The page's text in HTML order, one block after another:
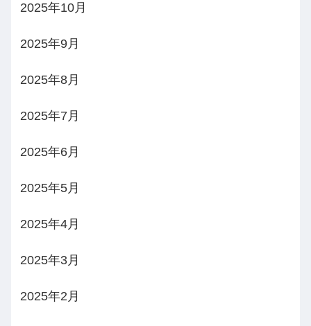
2025年10月
2025年9月
2025年8月
2025年7月
2025年6月
2025年5月
2025年4月
2025年3月
2025年2月